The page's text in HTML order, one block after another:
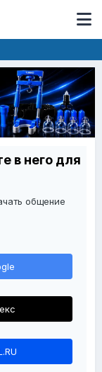
в него для
общение